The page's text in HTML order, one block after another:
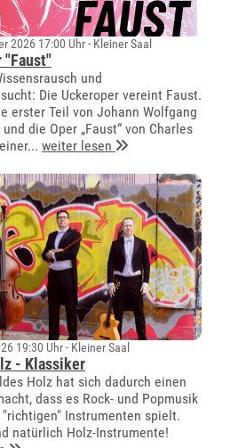
2026 17:00 Uhr - Kleiner Saal
"Faust"
und
Die Uckeroper vereint Faust.
erster Teil von Johann Wolfgang
die Oper „Faust“ von Charles
weiter lesen
19:30 Uhr - Kleiner Saal
- Klassiker
Holz hat sich dadurch einen
dass es Rock- und Popmusik
Instrumenten spielt.
natürlich Holz-Instrumente!